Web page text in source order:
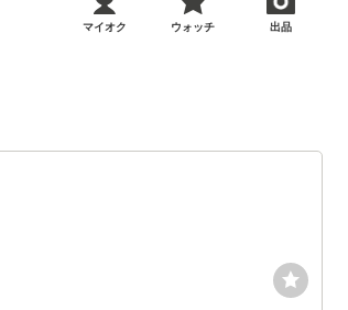
マイオク ウォッチ 出品